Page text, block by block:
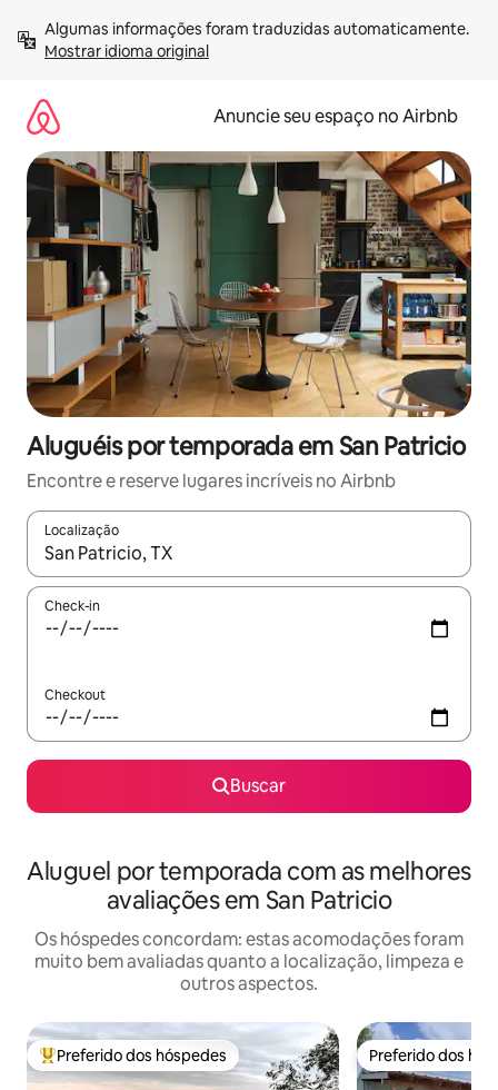
para
Mostrar idioma original
Anuncie seu espaço no Airbnb
Aluguéis por temporada em San Patricio
Encontre e reserve lugares incríveis no Airbnb
Localização
Quando os resultados estiverem disponíveis, explore-os
Check-in
Checkout
Buscar
Aluguel por temporada com as melhores
avaliações em San Patricio
Os hóspedes concordam: estas acomodações foram
muito bem avaliadas quanto a localização, limpeza e
outros aspectos.
Entre os melhores preferidos dos hóspedes
Preferido dos hóspedes Preferido dos
Preferido dos